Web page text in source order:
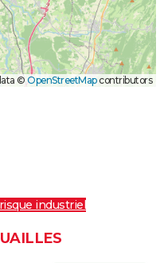
© OpenStreetMapcontributors
industriel